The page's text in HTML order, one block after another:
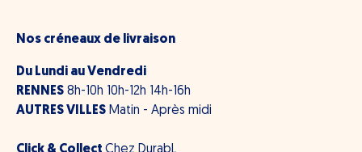
Nos créneaux de livraison
Du Lundi au Vendredi
RENNES 8h-10h 10h-12h 14h-16h
AUTRES VILLES Matin - Après midi